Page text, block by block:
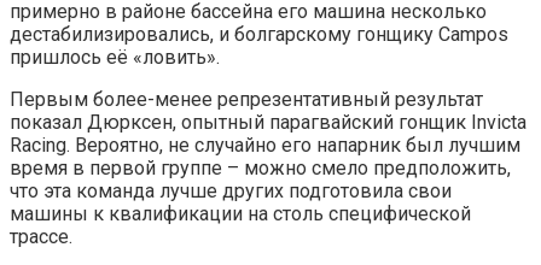
примерно в районе бассейна его машина несколько
дестабилизировались, и болгарскому гонщику Campos
пришлось её «ловить».
Первым более-менее репрезентативный результат
показал Дюрксен, опытный парагвайский гонщик Invicta
Racing. Вероятно, не случайно его напарник был лучшим
время в первой группе – можно смело предположить,
что эта команда лучше других подготовила свои
машины к квалификации на столь специфической
трассе.